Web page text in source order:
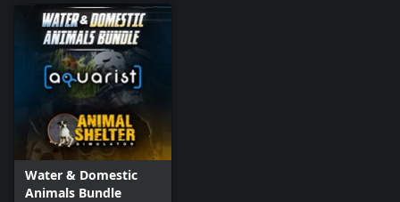
Water & Domestic
Animals Bundle